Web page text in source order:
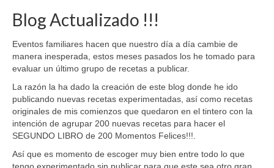
Blog Actualizado !!!
Eventos familiares hacen que nuestro día a día cambie de
manera inesperada, estos meses pasados los he tomado para
evaluar un último grupo de recetas a publicar.
La razón la ha dado la creación de este blog donde he ido
publicando nuevas recetas experimentadas, así como recetas
originales de mis comienzos que quedaron en el tintero con la
intención de agrupar 200 nuevas recetas para hacer el
SEGUNDO LIBRO de 200 Momentos Felices!!!.
Así que es momento de escoger muy bien entre todo lo que